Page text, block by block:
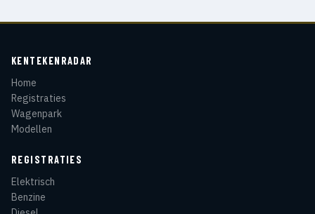
KENTEKENRADAR
Home
Registraties
Wagenpark
Modellen
REGISTRATIES
Elektrisch
Benzine